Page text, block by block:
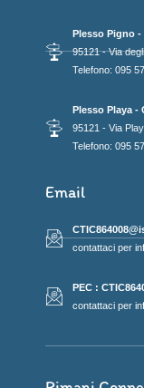
Plesso Pigno -
95121 - Via
Telefono: 095
Plesso Playa -
95121 - Via
Telefono: 095
Email
contattaci per
PEC :
contattaci per